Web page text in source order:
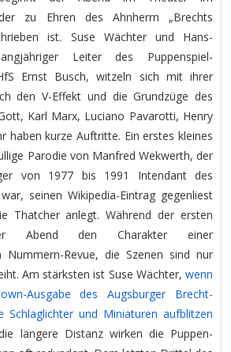
zu Ehren des Ahnherrn „Brechts
ist. Suse Wächter und Hans-
Leiter des Puppenspiel-
Ernst Busch, witzeln sich mit ihrer
den V-Effekt und die Grundzüge des
Karl Marx, Luciano Pavarotti, Henry
haben kurze Auftritte. Ein erstes kleines
Parodie von Manfred Wekwerth, der
von 1977 bis 1991 Intendant des
seinen Wikipedia-Eintrag gegenliest
Thatcher anlegt. Während der ersten
Abend den Charakter einer
Nummern-Revue, die Szenen sind nur
Am stärksten ist Suse Wächter, wenn
Ausgabe des Augsburger Brecht-
Schlaglichter und Miniaturen aufblitzen
längere Distanz wirken die Puppen-